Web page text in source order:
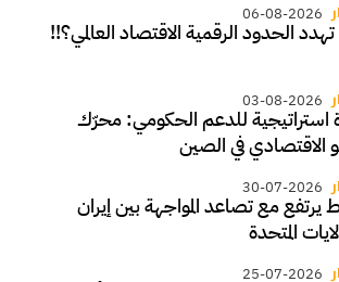
06-08-2026
الحدود الرقمية الاقتصاد العالمي؟!!
03-08-2026
استراتيجية للدعم الحكومي: محرّك
الاقتصادي في الصين
30-07-2026
يرتفع مع تصاعد المواجهة بين إيران
المتحدة
25-07-2026